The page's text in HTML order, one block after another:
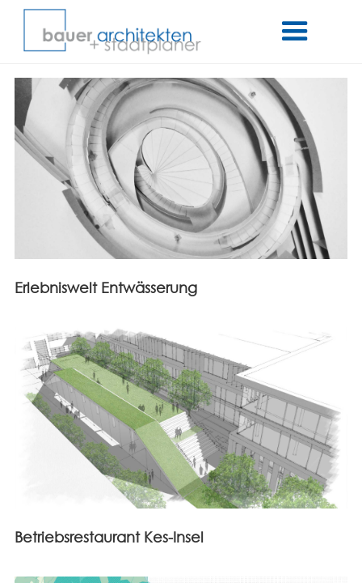
Erlebniswelt Entwässerung
Betriebsrestaurant Kes-Insel